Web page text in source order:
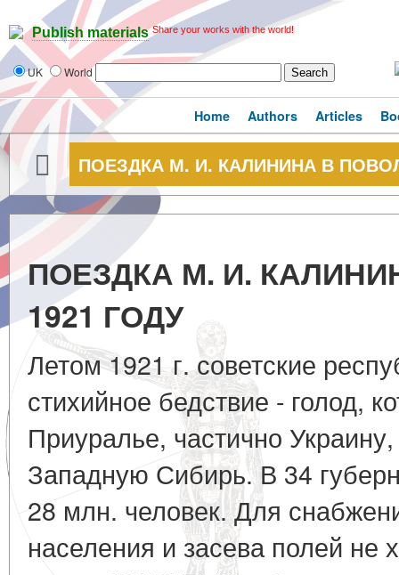
Publish materials Share your works with the world!
UK World
Home Authors Articles
ПОЕЗДКА М. И. КАЛИНИНА В
ПОЕЗДКА М. И.
1921 ГОДУ
Летом 1921 г. советские
стихийное бедствие - голод,
Приуралье, частично
Западную Сибирь. В 34
28 млн. человек. Для
населения и засева полей не